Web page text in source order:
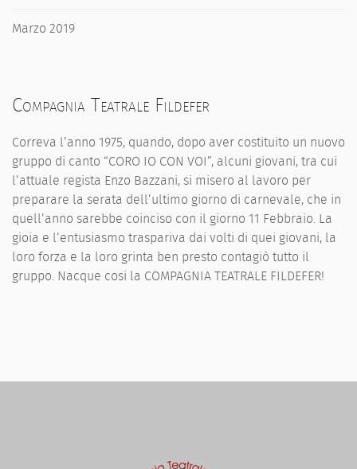
Marzo 2019
Compagnia Teatrale Fildefer
Correva l’anno 1975, quando, dopo aver costituito un nuovo
gruppo di canto “CORO IO CON VOI”, alcuni giovani, tra cui
l’attuale regista Enzo Bazzani, si misero al lavoro per
preparare la serata dell’ultimo giorno di carnevale, che in
quell’anno sarebbe coinciso con il giorno 11 Febbraio. La
gioia e l’entusiasmo traspariva dai volti di quei giovani, la
loro forza e la loro grinta ben presto contagiò tutto il
gruppo. Nacque cosi la COMPAGNIA TEATRALE FILDEFER!